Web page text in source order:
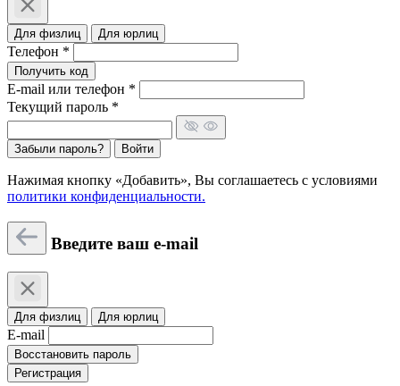
Для физлиц Для юрлиц
Телефон *
Получить код
E-mail или телефон *
Текущий пароль *
Забыли пароль? Войти
Нажимая кнопку «Добавить», Вы соглашаетесь c условиями
политики конфиденциальности.
Введите ваш e-mail
Для физлиц Для юрлиц
E-mail
Восстановить пароль
Регистрация